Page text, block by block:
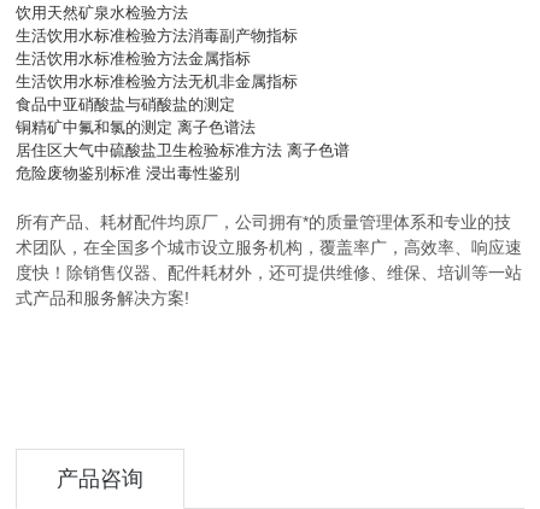
饮用天然矿泉水检验方法
生活饮用水标准检验方法消毒副产物指标
生活饮用水标准检验方法金属指标
生活饮用水标准检验方法无机非金属指标
食品中亚硝酸盐与硝酸盐的测定
铜精矿中氟和氯的测定 离子色谱法
居住区大气中硫酸盐卫生检验标准方法 离子色谱
危险废物鉴别标准 浸出毒性鉴别
所有产品、耗材配件均原厂，公司拥有*的质量管理体系和专业的技
术团队，在全国多个城市设立服务机构，覆盖率广，高效率、响应速
度快！除销售仪器、配件耗材外，还可提供维修、维保、培训等一站
式产品和服务解决方案!
产品咨询